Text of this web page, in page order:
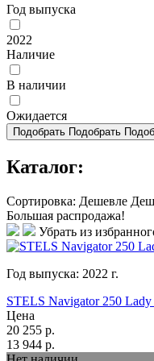
Год выпуска
2022
Наличие
В наличии
Ожидается
Подобрать Подобрать
Каталог:
Сортировка: Дешевле
Большая распродажа!
Убрать из
Год выпуска: 2022 г.
STELS Navigator 250
Цена
20 255 р.
13 944 р.